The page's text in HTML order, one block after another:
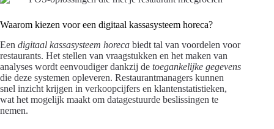
Waarom kiezen voor een digitaal kassasysteem horeca?
Een digitaal kassasysteem horeca biedt tal van voordelen voor
restaurants. Het stellen van vraagstukken en het maken van
analyses wordt eenvoudiger dankzij de toegankelijke gegevens
die deze systemen opleveren. Restaurantmanagers kunnen
snel inzicht krijgen in verkoopcijfers en klantenstatistieken,
wat het mogelijk maakt om datagestuurde beslissingen te
nemen.